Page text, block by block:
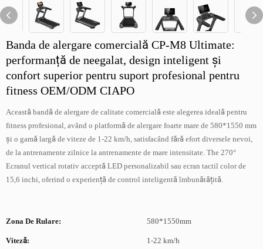
Banda de alergare comercială CP-M8 Ultimate:
performanță de neegalat, design inteligent și
confort superior pentru suport profesional pentru
fitness OEM/ODM CIAPO
Această bandă de alergare de calitate comercială este alegerea ideală pentru
fitness profesional, având o platformă de alergare foarte mare de 580*1550 mm
și o gamă largă de viteze de 1-22 km/h, satisfacând fără efort diversele nevoi,
de la antrenamente zilnice la antrenamente de mare intensitate. The 270°
Ecranul vertical rotativ acceptă LED personalizabil sau ecran tactil color de
15,6 inchi, oferind o experiență de control inteligentă îmbunătățită.
Zona De Rulare: 580*1550mm
Viteză: 1-22 km/h